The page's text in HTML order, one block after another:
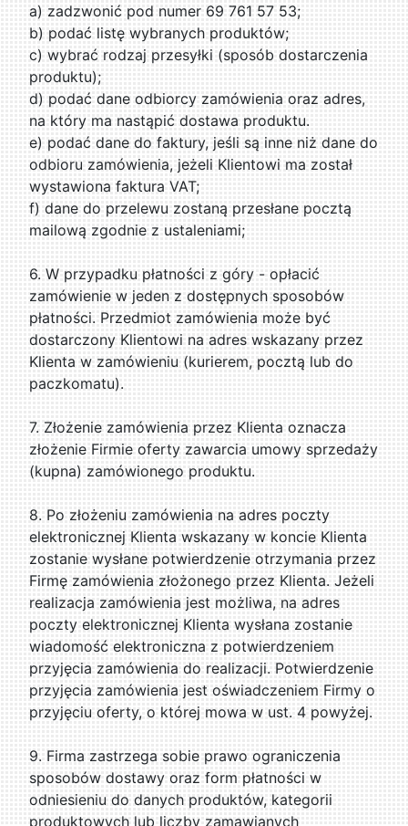
a) zadzwonić pod numer 69 761 57 53;
b) podać listę wybranych produktów;
c) wybrać rodzaj przesyłki (sposób dostarczenia
produktu);
d) podać dane odbiorcy zamówienia oraz adres,
na który ma nastąpić dostawa produktu.
e) podać dane do faktury, jeśli są inne niż dane do
odbioru zamówienia, jeżeli Klientowi ma został
wystawiona faktura VAT;
f) dane do przelewu zostaną przesłane pocztą
mailową zgodnie z ustaleniami;
6. W przypadku płatności z góry - opłacić
zamówienie w jeden z dostępnych sposobów
płatności. Przedmiot zamówienia może być
dostarczony Klientowi na adres wskazany przez
Klienta w zamówieniu (kurierem, pocztą lub do
paczkomatu).
7. Złożenie zamówienia przez Klienta oznacza
złożenie Firmie oferty zawarcia umowy sprzedaży
(kupna) zamówionego produktu.
8. Po złożeniu zamówienia na adres poczty
elektronicznej Klienta wskazany w koncie Klienta
zostanie wysłane potwierdzenie otrzymania przez
Firmę zamówienia złożonego przez Klienta. Jeżeli
realizacja zamówienia jest możliwa, na adres
poczty elektronicznej Klienta wysłana zostanie
wiadomość elektroniczna z potwierdzeniem
przyjęcia zamówienia do realizacji. Potwierdzenie
przyjęcia zamówienia jest oświadczeniem Firmy o
przyjęciu oferty, o której mowa w ust. 4 powyżej.
9. Firma zastrzega sobie prawo ograniczenia
sposobów dostawy oraz form płatności w
odniesieniu do danych produktów, kategorii
produktowych lub liczby zamawianych